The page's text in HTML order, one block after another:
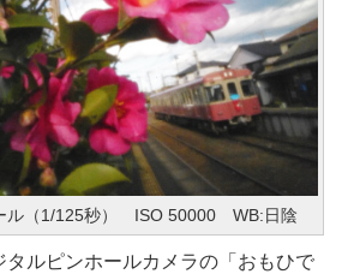
ル（1/125秒） ISO 50000 WB:日陰
ルピンホールカメラの「おもひで